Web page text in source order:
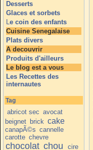
Desserts
Glaces et sorbets
Le coin des enfants
Cuisine Senegalaise
Plats divers
A decouvrir
Produits d'ailleurs
Le blog est a vous
Les Recettes des
internautes
Tag
abricot sec avocat
beignet brick cake
canapÃ©s cannelle
carotte chevre
chocolat chou
cire